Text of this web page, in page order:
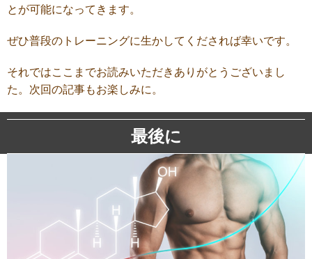
とが可能になってきます。
ぜひ普段のトレーニングに生かしてくだされば幸いです。
それではここまでお読みいただきありがとうございまし
た。次回の記事もお楽しみに。
最後に